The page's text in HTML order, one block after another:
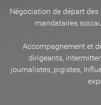
Négociation de départ
mandataires
Accompagnement et
dirigeants,
journalistes, pigistes,